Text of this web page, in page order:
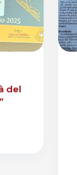
del